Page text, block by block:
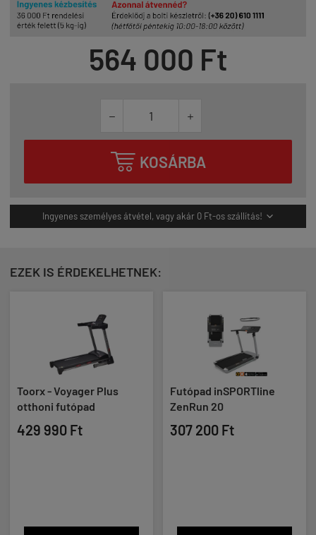
564 000 Ft
 
 KOSÁRBA
Ingyenes személyes átvétel, vagy akár 0 Ft-os szállítás! 
EZEK IS ÉRDEKELHETNEK:
Futópad inSPORTline
ZenRun 20
307 200 Ft
THUNDER - IMPACT -
KOMPAKT FUTÓPAD 12
KM/H VÉGSEBESSÉGGEL,
130 KG TESTSÚLYIG,